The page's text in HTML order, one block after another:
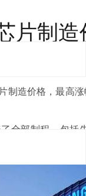
片制造
造价格，最高涨
全部制程，包